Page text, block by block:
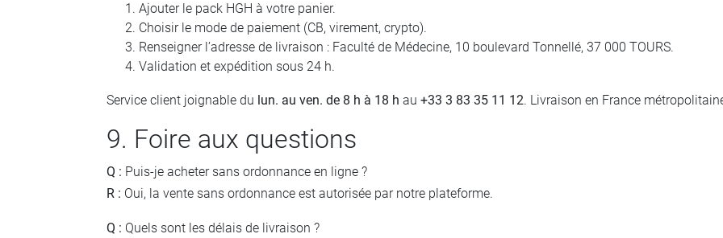
Ajouter le pack HGH à votre panier.
Choisir le mode de paiement (CB, virement, crypto).
Renseigner l’adresse de livraison : Faculté de Médecine, 10 boulevard Tonnellé, 37 000 TOURS.
Validation et expédition sous 24 h.
Service client joignable du lun. au ven. de 8 h à 18 h au +33 3 83 35 11 12. Livraison en France
9. Foire aux questions
Q : Puis-je acheter sans ordonnance en ligne ?
R : Oui, la vente sans ordonnance est autorisée par notre plateforme.
Q : Quels sont les délais de livraison ?